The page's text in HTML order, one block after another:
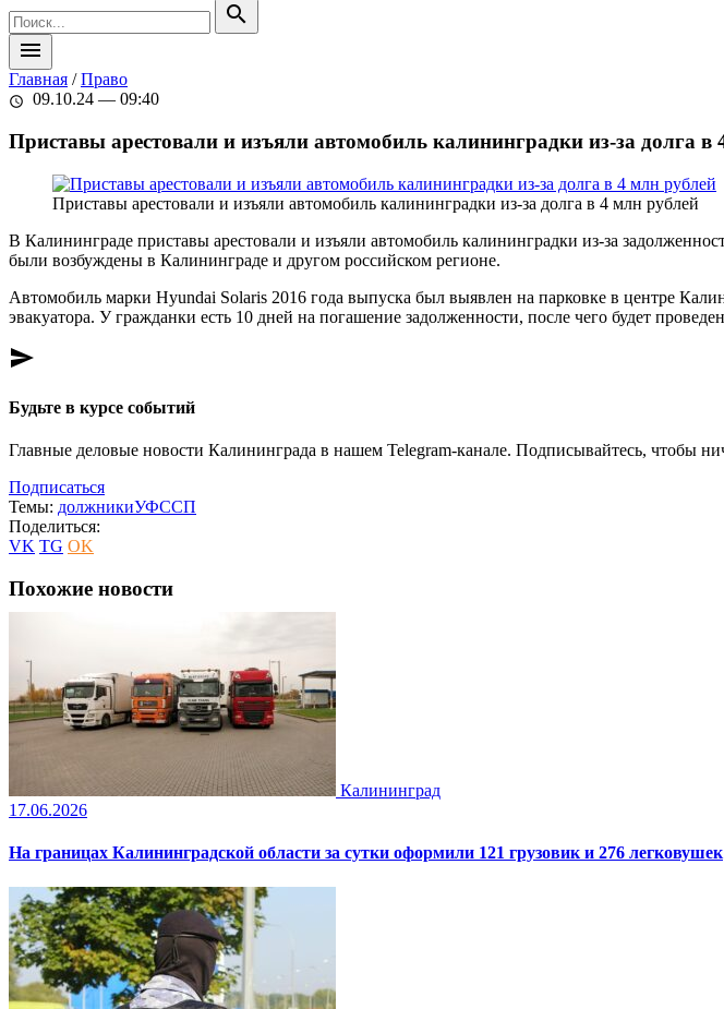
search
menu
Главная /Право
schedule 09.10.24 — 09:40
Приставы арестовали и изъяли автомобиль калининградки из-за долга в
Приставы арестовали и изъяли автомобиль калининградки из-за долга в 4 млн рублей
В Калининграде приставы арестовали и изъяли автомобиль калининградки из-за
были возбуждены в Калининграде и другом российском регионе.
Автомобиль марки Hyundai Solaris 2016 года выпуска был выявлен на парковке в центре
эвакуатора. У гражданки есть 10 дней на погашение задолженности, после чего будет
send
Будьте в курсе событий
Главные деловые новости Калининграда в нашем Telegram-канале. Подписывайтесь, чтобы
Подписаться
Темы: должникиУФССП
Поделиться:
VK TG OK
Похожие новости
Калининград
17.06.2026
На границах Калининградской области за сутки оформили 121 грузовик и 276 легковушек